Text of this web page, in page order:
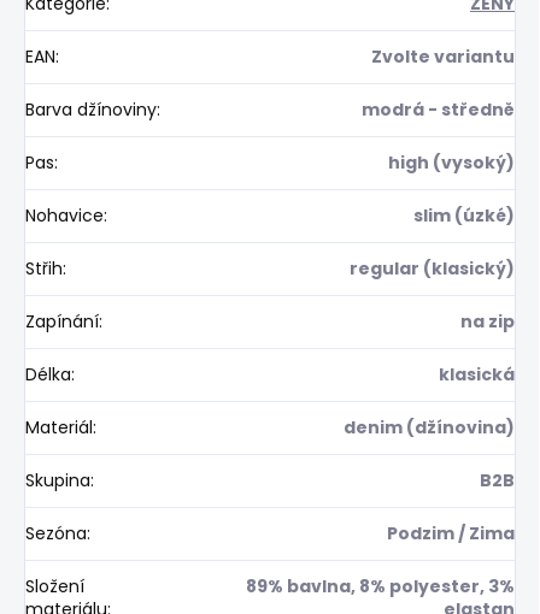
EAN: Zvolte variantu
Barva džínoviny: modrá - středně
Pas: high (vysoký)
Nohavice: slim (úzké)
Střih: regular (klasický)
Zapínání: na zip
Délka: klasická
Materiál: denim (džínovina)
Skupina: B2B
Sezóna: Podzim / Zima
Složení
materiálu:
89% bavlna, 8% polyester, 3%
elastan